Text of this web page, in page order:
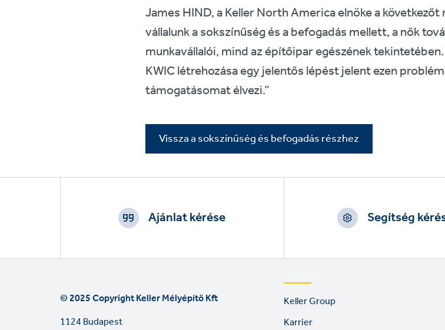
James HIND, a Keller North America elnöke a
vállalunk a sokszínűség és a befogadás mellett, a nők
munkavállalói, mind az építőipar egészének
KWIC létrehozása egy jelentős lépést jelent ezen
támogatásomat élvezi.”
Vissza a sokszínűség és befogadás részhez
Footer
Ajánlat kérése Segítség
© 2025 Copyright Keller Mélyépítő Kft
1124 Budapest
Footer
Keller Group
Karrier